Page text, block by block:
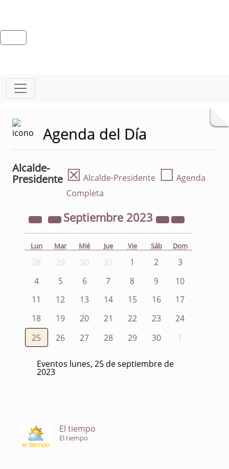
Agenda del Día
Alcalde-
Presidente ☒ Alcalde-Presidente ☐ Agenda
Completa
Septiembre 2023
Lun Mar Mié Jue Vie Sáb Dom
28 29 30 31 1 2
3
4
5 6 7 8 9
10
11
12 13 14 15 16
17
18
19 20 21 22 23
24
25
26 27 28 29 30 1
Eventos lunes, 25 de septiembre de
2023
El tiempo
El tiempo